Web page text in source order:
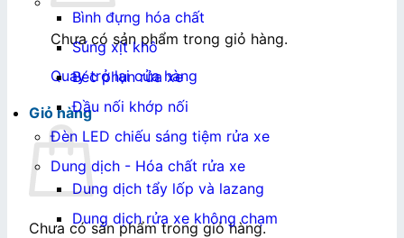
Chưa có sản phẩm trong giỏ hàng.
Quay trở lại cửa hàng
Giỏ hàng
Chưa có sản phẩm trong giỏ hàng.
Bình đựng hóa chất
Súng xịt khô
Béc phun rửa xe
Đầu nối khớp nối
Đèn LED chiếu sáng tiệm rửa xe
Dung dịch - Hóa chất rửa xe
Dung dịch tẩy lốp và lazang
Dung dịch rửa xe không chạm